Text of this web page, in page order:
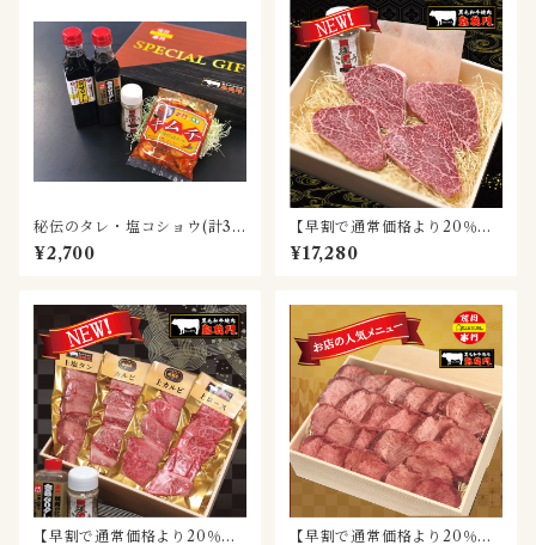
秘伝のタレ・塩コショウ(計3
本)＆赤門特製キムチ
¥2,700
【早割で通常価格より20％お
得！】黒毛和牛シャトーブリ
アン（150g×4個）
¥17,280
【早割で通常価格より20％お 【早割で通常価格より20％お